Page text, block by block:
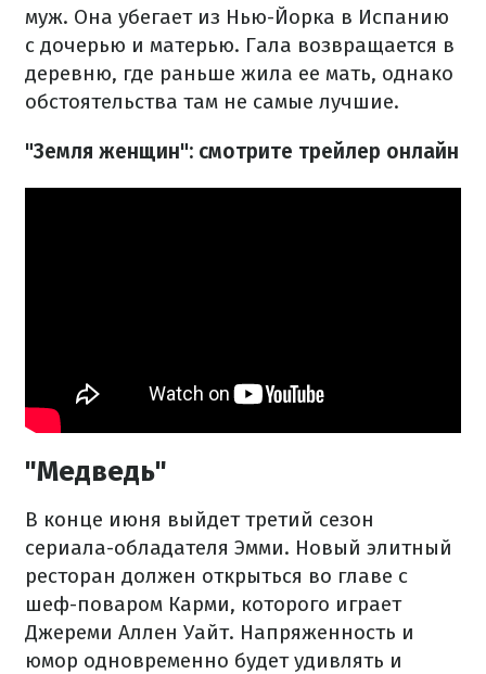
муж. Она убегает из Нью-Йорка в Испанию
с дочерью и матерью. Гала возвращается в
деревню, где раньше жила ее мать, однако
обстоятельства там не самые лучшие.
"Земля женщин": смотрите трейлер онлайн
"Медведь"
В конце июня выйдет третий сезон
сериала-обладателя Эмми. Новый элитный
ресторан должен открыться во главе с
шеф-поваром Карми, которого играет
Джереми Аллен Уайт. Напряженность и
юмор одновременно будет удивлять и